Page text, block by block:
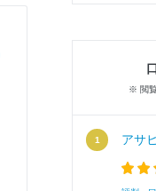
学
※ 閲
アサ